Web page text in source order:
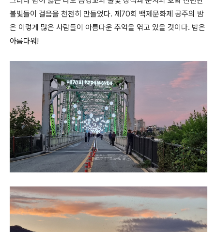
불빛들이 걸음을 천천히 만들었다. 제70회 백제문화제 공주의 밤
은 이렇게 많은 사람들이 아름다운 추억을 엮고 있을 것이다. 밤은
아름다워!